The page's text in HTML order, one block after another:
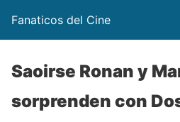
Fanaticos del Cine
Saoirse Ronan y
sorprenden con